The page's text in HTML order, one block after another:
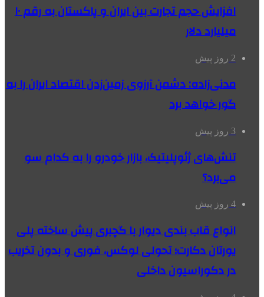
افزایش حجم تجارت بین ایران و پاکستان به رقم ۱۰
میلیارد دلار
2 روز پیش
مدنی‌زاده: دشمن آرزوی زمین‌زدن اقتصاد ایران را به
گور خواهد برد
3 روز پیش
تنش‌های ژئوپلیتیک، بازار خودرو را به کدام سو
می‌برد؟
4 روز پیش
انواع قاب بندی دیوار با گچبری پیش ساخته پلی
یورتان دکارت؛ تحولی لوکس، فوری و بدون تخریب
در دکوراسیون داخلی